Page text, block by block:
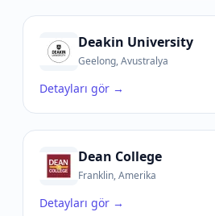
Deakin University
Geelong, Avustralya
Detayları gör →
Dean College
Franklin, Amerika
Detayları gör →